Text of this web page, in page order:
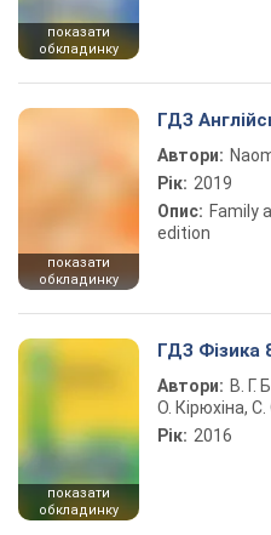
показати
обкладинку
показати
обкладинку
ГДЗ
Автори:
Рік: 2019
Опис: Family
edition
показати
обкладинку
ГДЗ Фізика
Автори: В. Г.
О. Кірюхіна,
Рік: 2016